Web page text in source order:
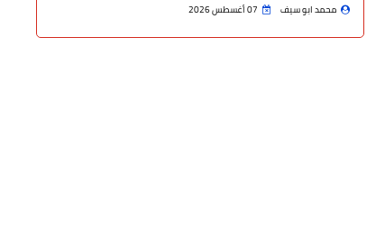
محمد ابو سيف 07 أغسطس 2026